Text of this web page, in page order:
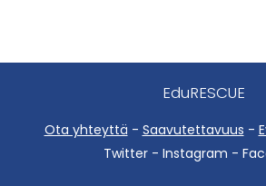
EduRESCUE
Ota yhteyttä - Saavutettavuus -
Twitter - Instagram -